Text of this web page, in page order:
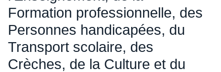
Bulletin des Travaux
Session
2023 - 2024
Document(s) associé(s)